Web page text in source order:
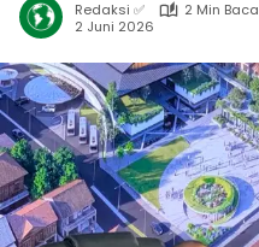
Redaksi ✅
2 Min Baca
2 Juni 2026